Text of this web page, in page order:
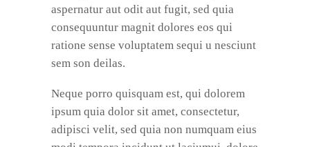
aspernatur aut odit aut fugit, sed quia
consequuntur magnit dolores eos qui
ratione sense voluptatem sequi u nesciunt
sem son deilas.
Neque porro quisquam est, qui dolorem
ipsum quia dolor sit amet, consectetur,
adipisci velit, sed quia non numquam eius